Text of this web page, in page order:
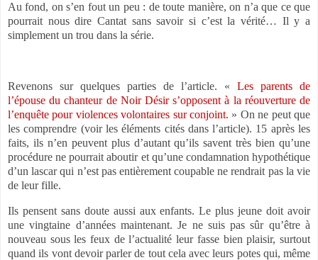
Au fond, on s’en fout un peu : de toute manière, on n’a que ce que
pourrait nous dire Cantat sans savoir si c’est la vérité… Il y a
simplement un trou dans la série.
Revenons sur quelques parties de l’article. « Les parents de
l’épouse du chanteur de Noir Désir s’opposent à la réouverture de
l’enquête pour violences volontaires sur conjoint. » On ne peut que
les comprendre (voir les éléments cités dans l’article). 15 après les
faits, ils n’en peuvent plus d’autant qu’ils savent très bien qu’une
procédure ne pourrait aboutir et qu’une condamnation hypothétique
d’un lascar qui n’est pas entièrement coupable ne rendrait pas la vie
de leur fille.
Ils pensent sans doute aussi aux enfants. Le plus jeune doit avoir
une vingtaine d’années maintenant. Je ne suis pas sûr qu’être à
nouveau sous les feux de l’actualité leur fasse bien plaisir, surtout
quand ils vont devoir parler de tout cela avec leurs potes qui, même